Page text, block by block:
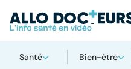
Santé Bien-être